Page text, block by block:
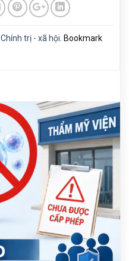
Chính trị - xã hội. Bookmark